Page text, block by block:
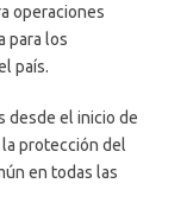
operaciones
para los
país.
desde el inicio de
protección del
en todas las